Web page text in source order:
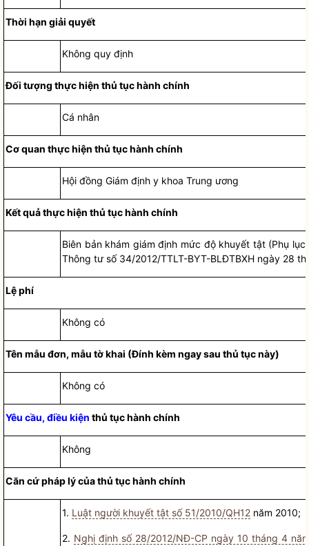
Thời hạn giải quyết
Không quy định
Đối tượng thực hiện thủ tục hành chính
Cá nhân
Cơquan thực hiện thủ tục hành chính
Hội đồng Giám địnhy khoa Trung ương
Kết quảthực hiện thủ tục hành chính
Biên bản khám giám định mức độ khuyết tật (Phụ
Thông tư số 34/2012/TTLT-BYT-BLĐTBXH ngày 28
Lệ phí
Không có
Tên mẫu đơn, mẫu tờkhai (Đính kèm ngay sau thủ tục này)
Không có
Yêu cầu, điều kiện thủ tục hành chính
Không
Căn cứ pháp lý củathủ tục hành chính
1. Luật người khuyết tật số 51/2010/QH12năm 2010;
2. Nghị định số 28/2012/NĐ-CP ngày 10 tháng 4